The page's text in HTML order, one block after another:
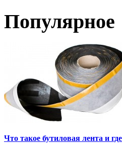
Популярное
Что такое бутиловая лента и